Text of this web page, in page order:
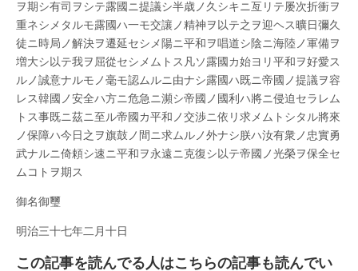
ヲ期シ有司ヲシテ露國ニ提議シ半歳ノ久シキニ亙リテ屡次折衝ヲ
重ネシメタルモ露國ハ一モ交讓ノ精神ヲ以テ之ヲ迎ヘス曠日彌久
徒ニ時局ノ解決ヲ遷延セシメ陽ニ平和ヲ唱道シ陰ニ海陸ノ軍備ヲ
増大シ以テ我ヲ屈從セシメムトス凡ソ露國カ始ヨリ平和ヲ好愛ス
ルノ誠意ナルモノ毫モ認ムルニ由ナシ露國ハ既ニ帝國ノ提議ヲ容
レス韓國ノ安全ハ方ニ危急ニ瀕シ帝國ノ國利ハ將ニ侵迫セラレム
トス事既ニ茲ニ至ル帝國カ平和ノ交渉ニ依リ求メムトシタル將來
ノ保障ハ今日之ヲ旗鼓ノ間ニ求ムルノ外ナシ朕ハ汝有衆ノ忠實勇
武ナルニ倚頼シ速ニ平和ヲ永遠ニ克復シ以テ帝國ノ光榮ヲ保全セ
ムコトヲ期ス
御名御璽
明治三十七年二月十日
この記事を読んでる人はこちらの記事も読んでい